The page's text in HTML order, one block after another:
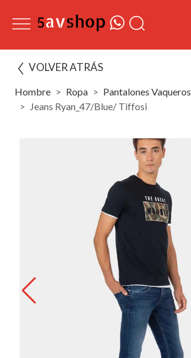
VOLVER ATRÁS
Hombre Ropa
Pantalones Vaqueros
Jeans Ryan_47/Blue/ Tiffosi